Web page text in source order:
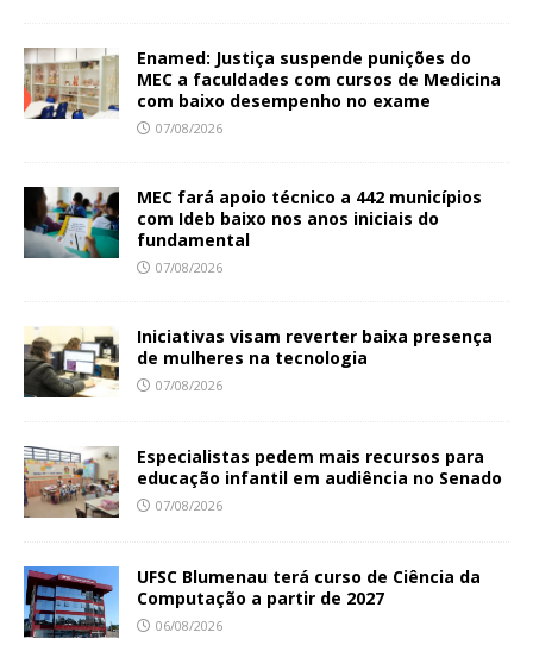
Enamed: Justiça suspende punições do
MEC a faculdades com cursos de Medicina
com baixo desempenho no exame
07/08/2026
MEC fará apoio técnico a 442 municípios
com Ideb baixo nos anos iniciais do
fundamental
07/08/2026
Iniciativas visam reverter baixa presença
de mulheres na tecnologia
07/08/2026
Especialistas pedem mais recursos para
educação infantil em audiência no Senado
07/08/2026
UFSC Blumenau terá curso de Ciência da
Computação a partir de 2027
06/08/2026